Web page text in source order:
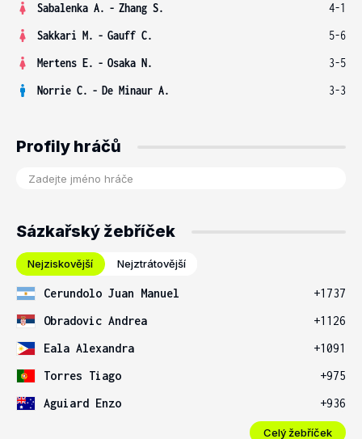
Sabalenka A. - Zhang S.
4-1
Sakkari M. - Gauff C.
5-6
Mertens E. - Osaka N.
3-5
Norrie C. - De Minaur A. 3-3
Profily hráčů
Sázkařský žebříček
Nejziskovější Nejztrátovější
Cerundolo Juan Manuel
+1737
Obradovic Andrea
+1126
Eala Alexandra
+1091
Torres Tiago
+975
Aguiard Enzo
+936
Celý žebříček